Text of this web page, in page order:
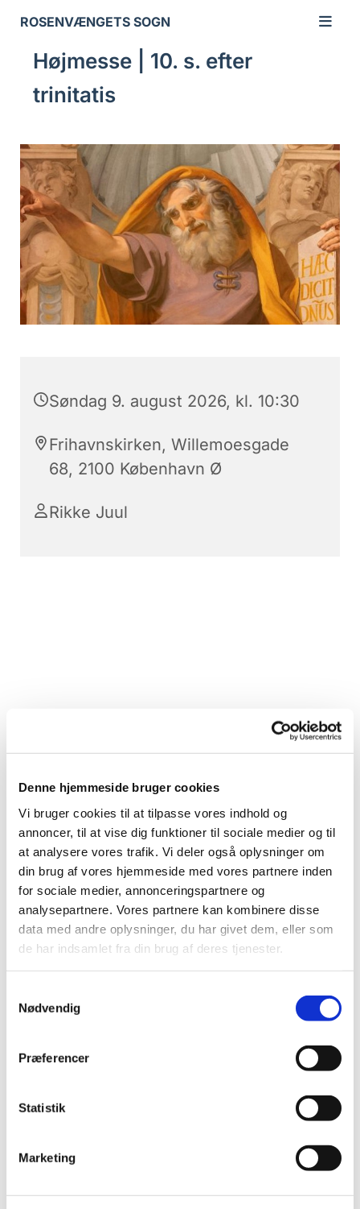
Denne hjemmeside bruger cookies
Vi bruger cookies til at tilpasse vores indhold og
annoncer, til at vise dig funktioner til sociale medier og til
at analysere vores trafik. Vi deler også oplysninger om
din brug af vores hjemmeside med vores partnere inden
for sociale medier, annonceringspartnere og
analysepartnere. Vores partnere kan kombinere disse
data med andre oplysninger, du har givet dem, eller som
de har indsamlet fra din brug af deres tjenester.
Nødvendig
Præferencer
Statistik
Marketing
ROSENVÆNGETS SOGN
Højmesse | 10. s. efter
trinitatis
Søndag 9. august 2026, kl. 10:30
Frihavnskirken, Willemoesgade
68, 2100 København Ø
Rikke Juul
Du vil måske også kunne
lide...